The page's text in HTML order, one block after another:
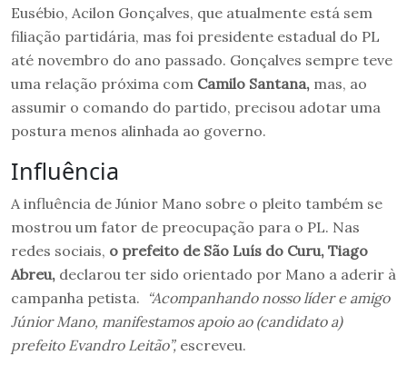
Eusébio, Acilon Gonçalves, que atualmente está sem
filiação partidária, mas foi presidente estadual do PL
até novembro do ano passado. Gonçalves sempre teve
uma relação próxima com Camilo Santana, mas, ao
assumir o comando do partido, precisou adotar uma
postura menos alinhada ao governo.
Influência
A influência de Júnior Mano sobre o pleito também se
mostrou um fator de preocupação para o PL. Nas
redes sociais, o prefeito de São Luís do Curu, Tiago
Abreu, declarou ter sido orientado por Mano a aderir à
campanha petista. “Acompanhando nosso líder e amigo
Júnior Mano, manifestamos apoio ao (candidato a)
prefeito Evandro Leitão”, escreveu.